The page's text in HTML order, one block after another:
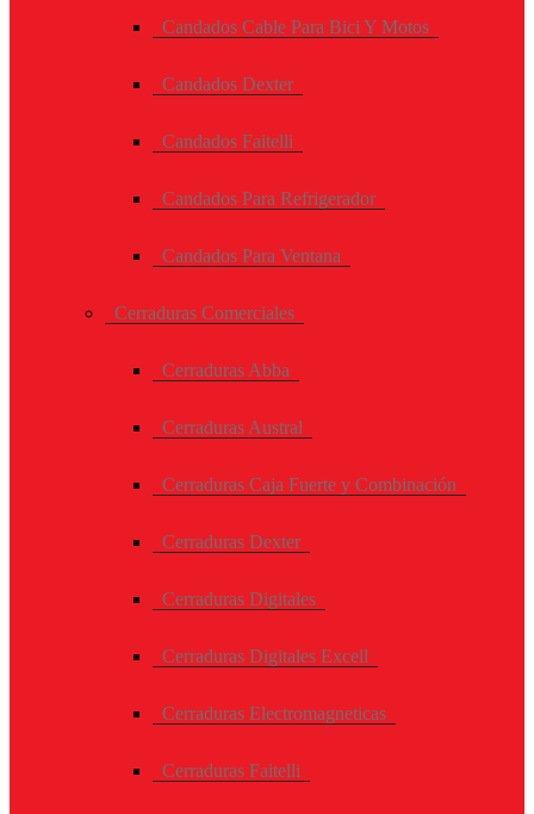
Candados Cable Para Bici Y Motos
Candados Dexter
Candados Faitelli
Candados Para Refrigerador
Candados Para Ventana
Cerraduras Comerciales
Cerraduras Abba
Cerraduras Austral
Cerraduras Caja Fuerte y Combinación
Cerraduras Dexter
Cerraduras Digitales
Cerraduras Digitales Excell
Cerraduras Electromagneticas
Cerraduras Faitelli